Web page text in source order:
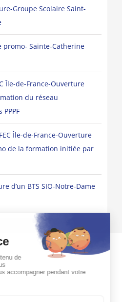
Groupe Scolaire Saint-
promo- Sainte-Catherine
Île-de-France-Ouverture
du réseau
Île-de-France-Ouverture
de la formation initiée par
d’un BTS SIO-Notre-Dame